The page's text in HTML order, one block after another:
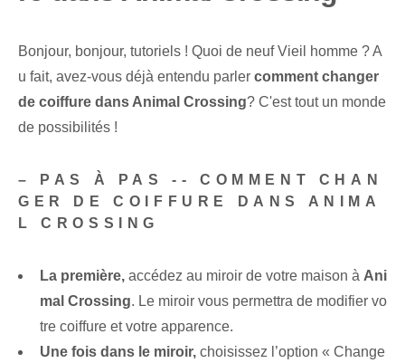
Bonjour, bonjour, tutoriels ! Quoi de neuf Vieil homme ? A
u fait, avez-vous déjà entendu parler comment changer
de coiffure dans Animal⁤ Crossing? C'est tout un monde
de possibilités !
– PAS À PAS -- COMMENT CHAN
GER DE COIFFURE DANS ANIMA
L CROSSING
La première, accédez au miroir de votre maison à Ani
mal Crossing. Le miroir vous permettra de modifier vo
tre coiffure et votre apparence.
Une fois dans le miroir, choisissez l’option « Change